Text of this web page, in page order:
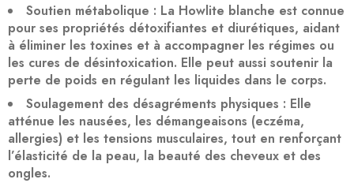
Soutien métabolique : La Howlite blanche est connue
pour ses propriétés détoxifiantes et diurétiques, aidant
à éliminer les toxines et à accompagner les régimes ou
les cures de désintoxication. Elle peut aussi soutenir la
perte de poids en régulant les liquides dans le corps.
Soulagement des désagréments physiques : Elle
atténue les nausées, les démangeaisons (eczéma,
allergies) et les tensions musculaires, tout en renforçant
l’élasticité de la peau, la beauté des cheveux et des
ongles.